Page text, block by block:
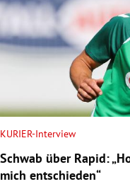
KURIER-Interview
Schwab über Rapid:
mich entschieden“